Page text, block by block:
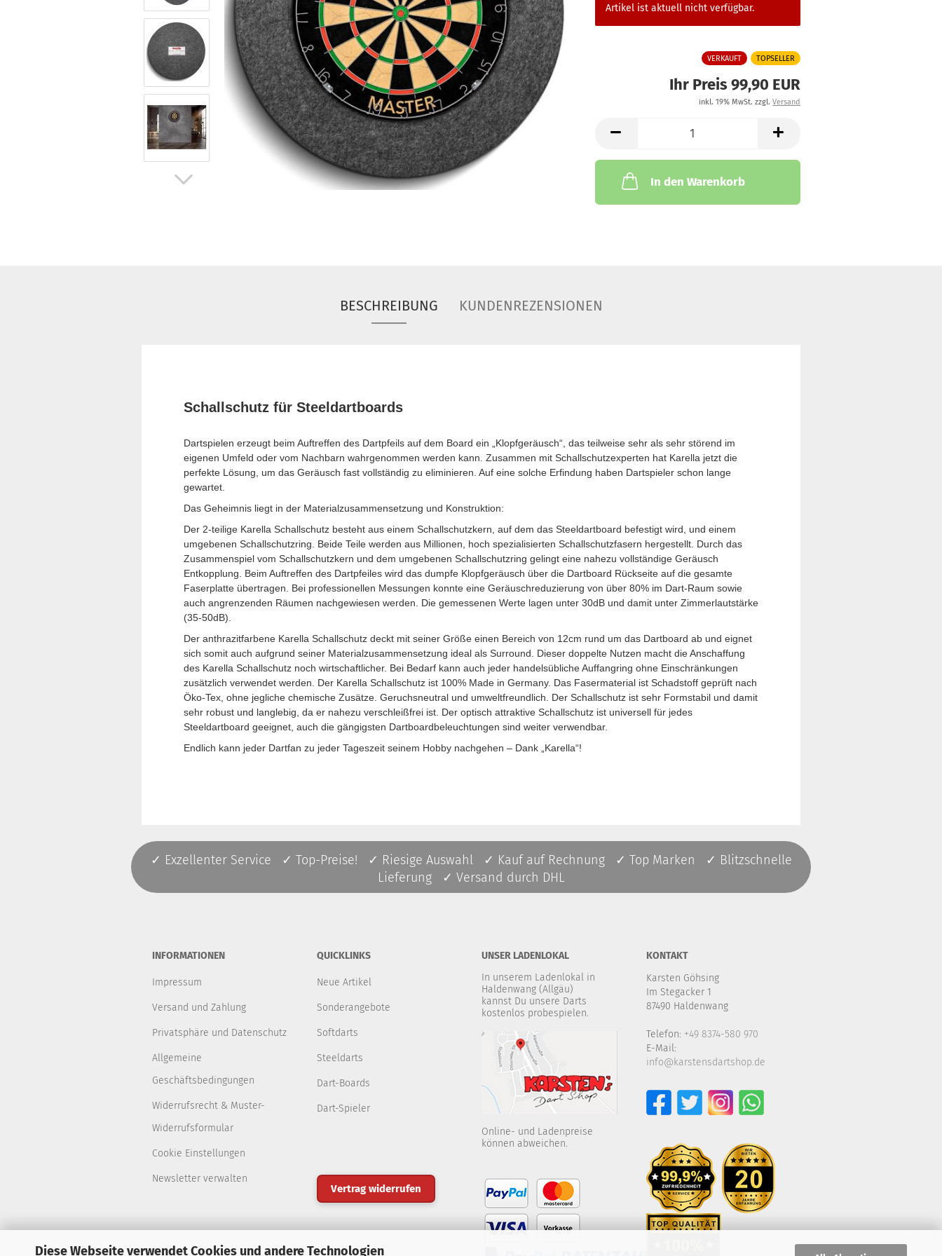
Diese Webseite verwendet Cookies und andere Technologien
Artikel ist aktuell nicht verfügbar.
VERKAUFT TOPSELLER
Ihr Preis 99,90 EUR
inkl. 19% MwSt. zzgl. Versand
In den Warenkorb
BESCHREIBUNG KUNDENREZENSIONEN
Schallschutz für Steeldartboards
Dartspielen erzeugt beim Auftreffen des Dartpfeils auf dem Board ein „Klopfgeräusch“, das teilweise sehr als sehr störend im
eigenen Umfeld oder vom Nachbarn wahrgenommen werden kann. Zusammen mit Schallschutzexperten hat Karella jetzt die
perfekte Lösung, um das Geräusch fast vollständig zu eliminieren. Auf eine solche Erfindung haben Dartspieler schon lange
gewartet.
Das Geheimnis liegt in der Materialzusammensetzung und Konstruktion:
Der 2-teilige Karella Schallschutz besteht aus einem Schallschutzkern, auf dem das Steeldartboard befestigt wird, und einem
umgebenen Schallschutzring. Beide Teile werden aus Millionen, hoch spezialisierten Schallschutzfasern hergestellt. Durch das
Zusammenspiel vom Schallschutzkern und dem umgebenen Schallschutzring gelingt eine nahezu vollständige Geräusch
Entkopplung. Beim Auftreffen des Dartpfeiles wird das dumpfe Klopfgeräusch über die Dartboard Rückseite auf die gesamte
Faserplatte übertragen. Bei professionellen Messungen konnte eine Geräuschreduzierung von über 80% im Dart-Raum sowie
auch angrenzenden Räumen nachgewiesen werden. Die gemessenen Werte lagen unter 30dB und damit unter Zimmerlautstärke
(35-50dB).
Der anthrazitfarbene Karella Schallschutz deckt mit seiner Größe einen Bereich von 12cm rund um das Dartboard ab und eignet
sich somit auch aufgrund seiner Materialzusammensetzung ideal als Surround. Dieser doppelte Nutzen macht die Anschaffung
des Karella Schallschutz noch wirtschaftlicher. Bei Bedarf kann auch jeder handelsübliche Auffangring ohne Einschränkungen
zusätzlich verwendet werden. Der Karella Schallschutz ist 100% Made in Germany. Das Fasermaterial ist Schadstoff geprüft nach
Öko-Tex, ohne jegliche chemische Zusätze. Geruchsneutral und umweltfreundlich. Der Schallschutz ist sehr Formstabil und damit
sehr robust und langlebig, da er nahezu verschleißfrei ist. Der optisch attraktive Schallschutz ist universell für jedes
Steeldartboard geeignet, auch die gängigsten Dartboardbeleuchtungen sind weiter verwendbar.
Endlich kann jeder Dartfan zu jeder Tageszeit seinem Hobby nachgehen – Dank „Karella“!
✓ Exzellenter Service ✓ Top-Preise! ✓ Riesige Auswahl ✓ Kauf auf Rechnung ✓ Top Marken ✓ Blitzschnelle
Lieferung ✓ Versand durch DHL
INFORMATIONEN
Impressum
Versand und Zahlung
Privatsphäre und Datenschutz
Allgemeine
Geschäftsbedingungen
Widerrufsrecht & Muster-
Widerrufsformular
Cookie Einstellungen
Newsletter verwalten
QUICKLINKS
Neue Artikel
Sonderangebote
Softdarts
Steeldarts
Dart-Boards
Dart-Spieler
Vertrag widerrufen
UNSER LADENLOKAL
In unserem Ladenlokal in
Haldenwang (Allgäu)
kannst Du unsere Darts
kostenlos probespielen.
Online- und Ladenpreise
können abweichen.
KONTAKT
Karsten Göhsing
Im Stegacker 1
87490 Haldenwang
Telefon: +49 8374-580 970
E-Mail:
info@karstensdartshop.de